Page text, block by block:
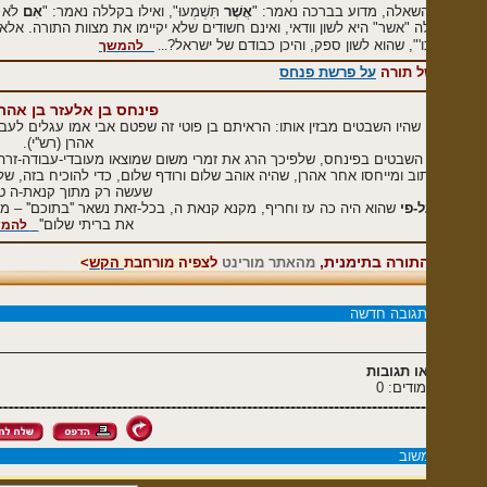
מדוע בברכה נאמר: "אֲשֶׁרתִּשְׁמְעוּ", ואילו בקללה נאמר: "אִםלֹא תִשְׁמְעוּ"?
"אשר" היא לשון וודאי, ואינם חשודים שלא יקיימו את מצוות התורה. אלא דאם
שהוא לשון ספק, והיכן כבודם של ישראל?... להמשך
על פרשת פנחס
פינחס בן אלעזר בן אהרן הכהן
שהיו השבטים מבזין אותו: הראיתם בן פוטי זה שפטם אבי אמו עגלים לעבודה-זרה
אהרן (רש''י).
בפינחס, שלפיכך הרג את זמרי משום שמוצאו מעובדי-עבודה-זרה ויש בו
ומייחסו אחר אהרן, שהיה אוהב שלום ורודף שלום, כדי להוכיח בזה,
שעשה רק מתוך קנאת-ה טהורה.
שהוא היה כה עז וחריף, מקנא קנאת ה, בכל-זאת נשאר ''בתוכם'' – מעורב עם
את בריתי שלום''
להמשך
בתימנית,מהאתר מורינטלצפיה מורחבתהקש>
חדשה